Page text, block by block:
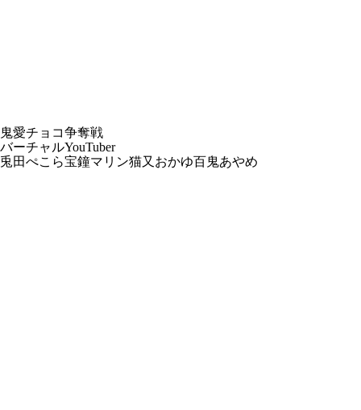
鬼愛チョコ争奪戦
バーチャルYouTuber
兎田ぺこら宝鐘マリン猫又おかゆ百鬼あやめ